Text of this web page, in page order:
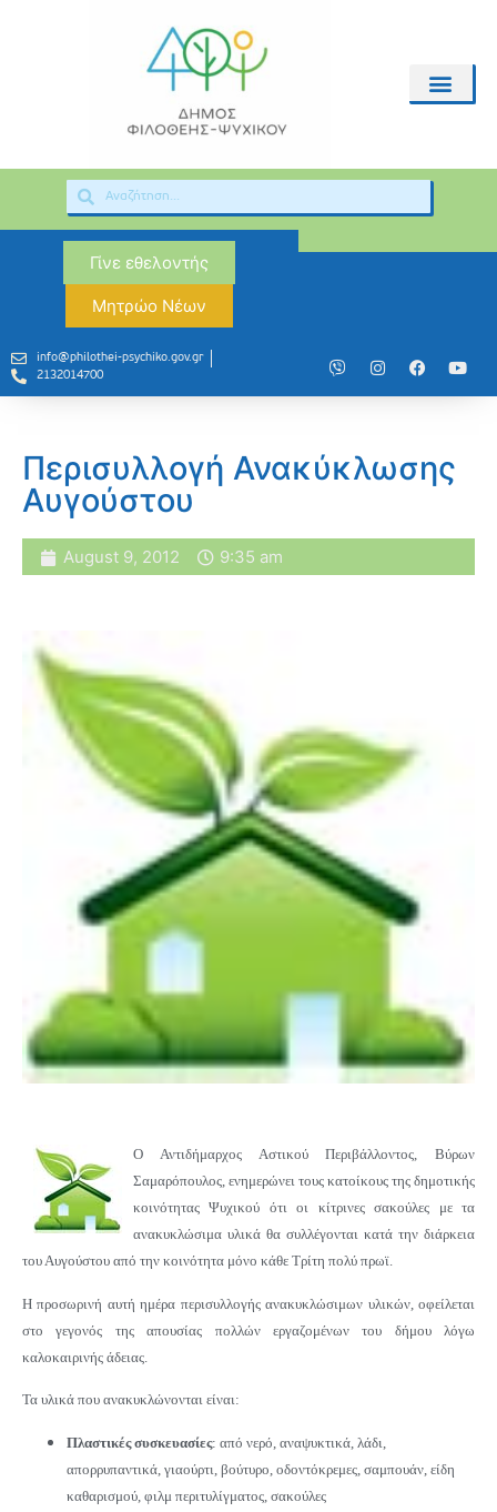
Γίνε εθελοντής
Μητρώο Νέων
info@philothei-psychiko.gov.gr
2132014700
Περισυλλογή Ανακύκλωσης
Αυγούστου
August 9, 2012 9:35 am
Ο Αντιδήμαρχος Αστικού Περιβάλλοντος, Βύρων
Σαμαρόπουλος, ενημερώνει τους κατοίκους της δημοτικής
κοινότητας Ψυχικού ότι οι κίτρινες σακούλες με τα
ανακυκλώσιμα υλικά θα συλλέγονται κατά την διάρκεια
του Αυγούστου από την κοινότητα μόνο κάθε Τρίτη πολύ πρωϊ.
Η προσωρινή αυτή ημέρα περισυλλογής ανακυκλώσιμων υλικών, οφείλεται
στο γεγονός της απουσίας πολλών εργαζομένων του δήμου λόγω
καλοκαιρινής άδειας.
Τα υλικά που ανακυκλώνονται είναι:
Πλαστικές συσκευασίες: από νερό, αναψυκτικά, λάδι,
απορρυπαντικά, γιαούρτι, βούτυρο, οδοντόκρεμες, σαμπουάν, είδη
καθαρισμού, φιλμ περιτυλίγματος, σακούλες